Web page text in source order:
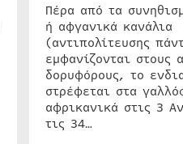
Πέρα από τα
ή αφγανικά κανάλια
(αντιπολίτευσης
εμφανίζονται στους
δορυφόρους, το
στρέφεται στα
αφρικανικά στις 3
τις 34…